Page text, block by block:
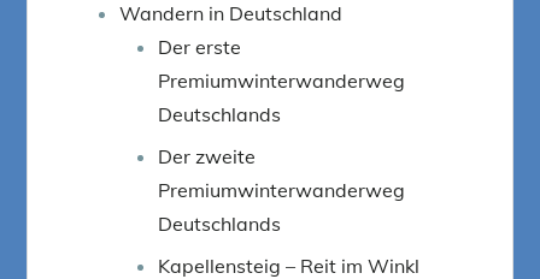
Wandern in Deutschland
Der erste
Premiumwinterwanderweg
Deutschlands
Der zweite
Premiumwinterwanderweg
Deutschlands
Kapellensteig – Reit im Winkl